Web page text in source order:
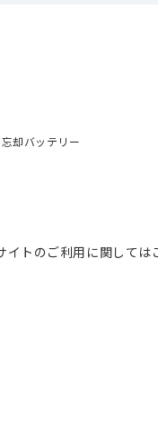
忘却バッテリー
トのご利用に関しては